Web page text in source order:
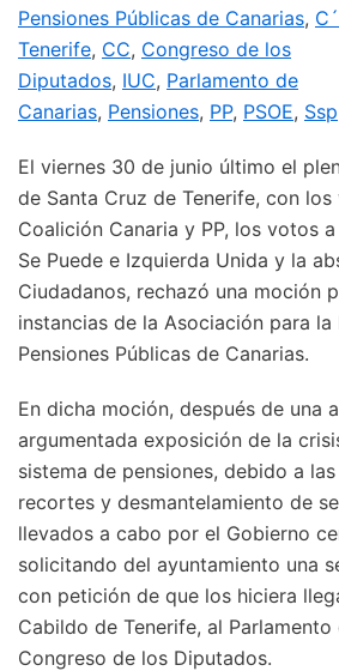
Pensiones Públicas de Canarias,
Tenerife, CC, Congreso de los
Diputados, IUC, Parlamento de
Canarias, Pensiones, PP, PSOE, Ssp
El viernes 30 de junio último el
de Santa Cruz de Tenerife, con
Coalición Canaria y PP, los votos
Se Puede e Izquierda Unida y la
Ciudadanos, rechazó una moción
instancias de la Asociación para la
Pensiones Públicas de Canarias.
En dicha moción, después de una
argumentada exposición de la
sistema de pensiones, debido a
recortes y desmantelamiento de
llevados a cabo por el Gobierno
solicitando del ayuntamiento una
con petición de que los hiciera
Cabildo de Tenerife, al Parlamento
Congreso de los Diputados.